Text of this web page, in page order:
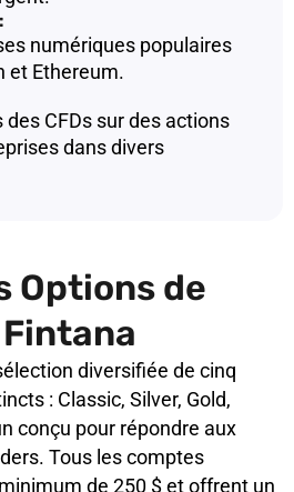
numériques populaires
et Ethereum.
CFDs sur des actions
dans divers
Options de
diversifiée de cinq
: Classic, Silver, Gold,
conçu pour répondre aux
Tous les comptes
de 250 $ et offrent un